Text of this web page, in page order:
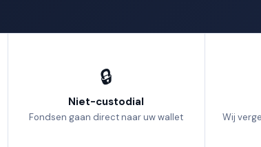
🔒
Niet-custodial
Fondsen gaan direct naar uw wallet Wij